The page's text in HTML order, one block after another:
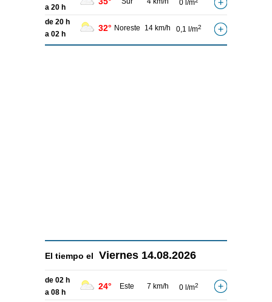
a 20 h
0 l/m
de 20 h
a 02 h
32° Noreste 14 km/h 0,1 l/m2
El tiempo el Viernes 14.08.2026
de 02 h
a 08 h
24° Este 7 km/h 0 l/m2